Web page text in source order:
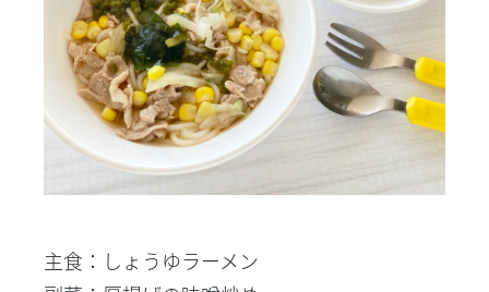
主食：しょうゆラーメン